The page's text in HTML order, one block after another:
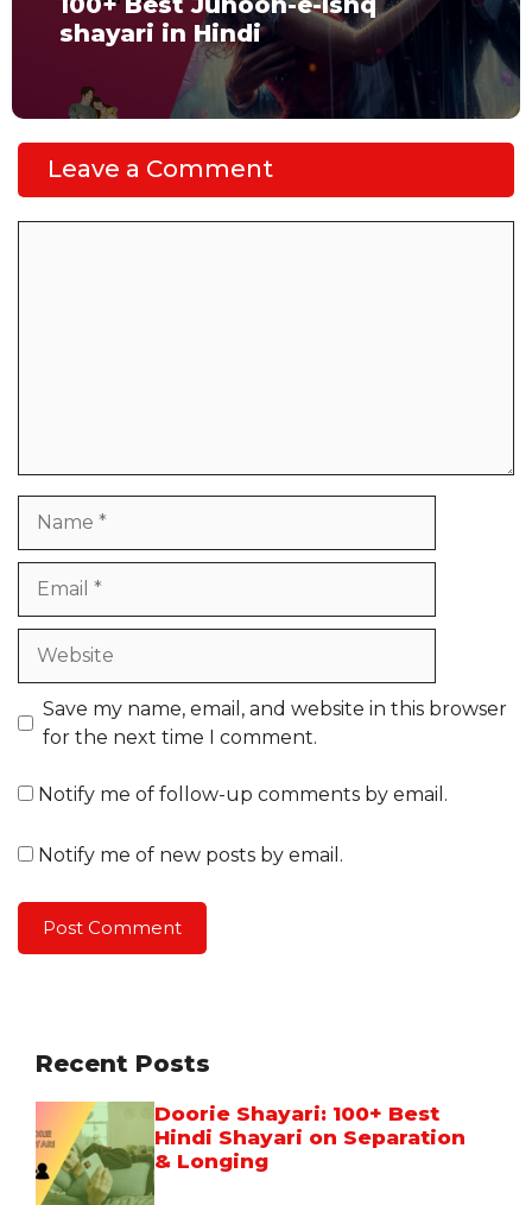
shayari in Hindi
Leave a Comment
Save my name, email, and website in this browser
for the next time I comment.
Notify me of follow-up comments by email.
Notify me of new posts by email.
Recent Posts
Doorie Shayari: 100+ Best
Hindi Shayari on Separation
& Longing